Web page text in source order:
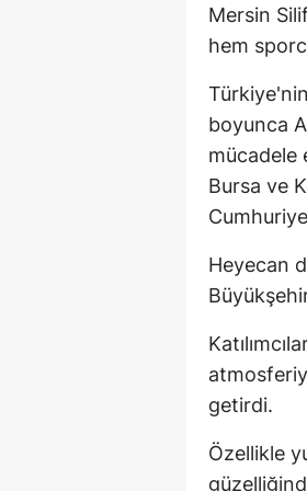
Mersin
hem
boyunca
mücadele
Bursa ve
Heyecan
getirdi.
Özellikle